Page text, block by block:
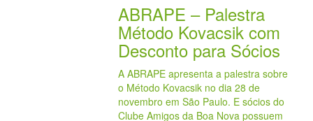
ABRAPE – Palestra
Método Kovacsik com
Desconto para Sócios
A ABRAPE apresenta a palestra sobre
o Método Kovacsik no dia 28 de
novembro em São Paulo. E sócios do
Clube Amigos da Boa Nova possuem